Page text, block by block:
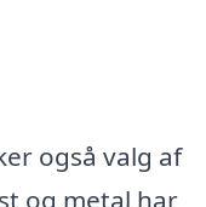
også valg af
og metal har